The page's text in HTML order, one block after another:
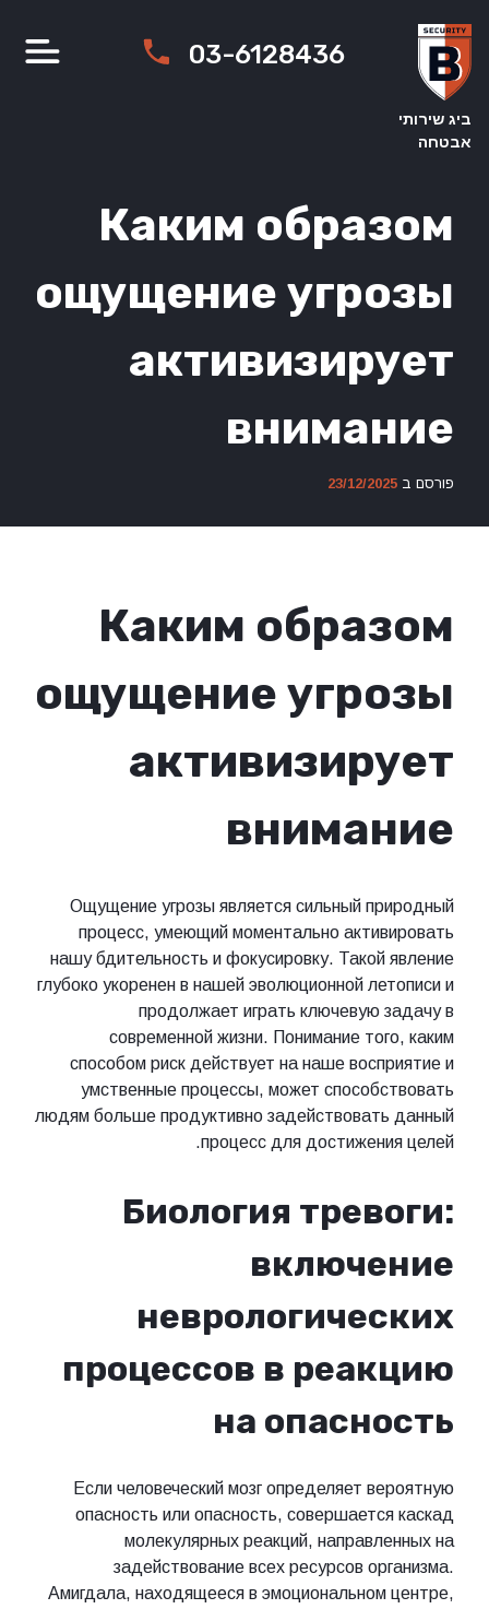
content
ביג שירותי
אבטחה
03-6128436
Каким образом
ощущение угрозы
активизирует
внимание
פורסם ב 23/12/2025
Каким образом
ощущение угрозы
активизирует
внимание
Ощущение угрозы является сильный природный
процесс, умеющий моментально активировать
нашу бдительность и фокусировку. Такой явление
глубоко укоренен в нашей эволюционной летописи и
продолжает играть ключевую задачу в
современной жизни. Понимание того, каким
способом риск действует на наше восприятие и
умственные процессы, может способствовать
людям больше продуктивно задействовать данный
процесс для достижения целей.
Биология тревоги:
включение
неврологических
процессов в реакцию
на опасность
Если человеческий мозг определяет вероятную
опасность или опасность, совершается каскад
молекулярных реакций, направленных на
задействование всех ресурсов организма.
Амигдала, находящееся в эмоциональном центре,